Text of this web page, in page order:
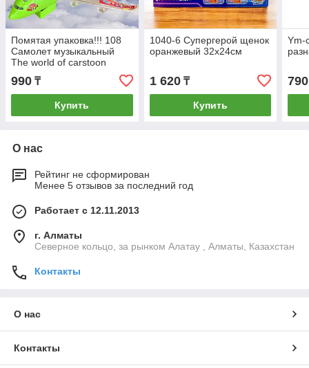
Помятая упаковка!!! 108
Самолет музыкальный
The world of carstoon
24х6см
990 ₸
Купить
1040-6 Супергерой щенок
оранжевый 32х24см
1 620₸
Купить
Ym-
790
О нас
Рейтинг не сформирован
Менее 5 отзывов за последний год
Работает с 12.11.2013
г. Алматы
Северное кольцо, за рынком Алатау , Алматы, Казахстан
Контакты
О нас
Контакты